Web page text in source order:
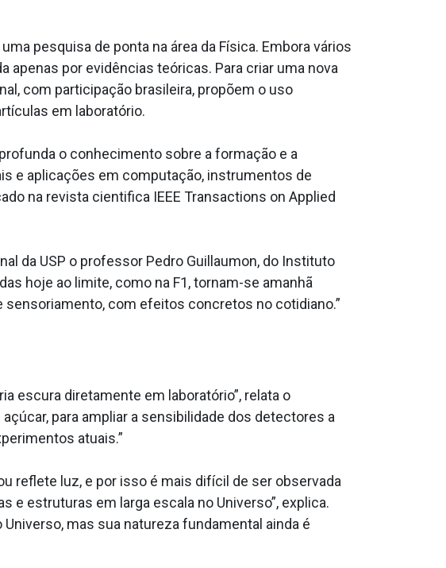
pesquisa de ponta na área da Física. Embora vários
por evidências teóricas. Para criar uma nova
com participação brasileira, propõem o uso
em laboratório.
o conhecimento sobre a formação e a
e aplicações em computação, instrumentos de
na revista cientifica IEEE Transactions on Applied
da USP o professor Pedro Guillaumon, do Instituto
hoje ao limite, como na F1, tornam-se amanhã
com efeitos concretos no cotidiano.”
escura diretamente em laboratório”, relata o
para ampliar a sensibilidade dos detectores a
atuais.”
reflete luz, e por isso é mais difícil de ser observada
e estruturas em larga escala no Universo”, explica.
mas sua natureza fundamental ainda é